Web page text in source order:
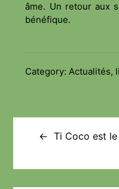
âme. Un retour aux
bénéfique.
Category:Actualités,
Navigation
Ti Coco est